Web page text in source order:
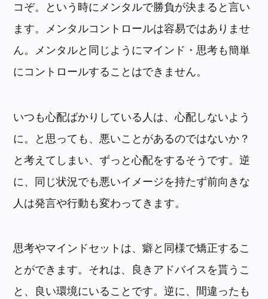
コぞ。という時にメンタルで勝負が決まると言い
ます。メンタルコントロールは容易ではありませ
ん。メンタルと同じようにマインド・思考も簡単
にコントロールすることはできません。
いつも心配ばかりしている人は、心配しないよう
に。と思っても、悪いことがあるのではないか？
と考えてしまい、ずっと心配をするそうです。逆
に、同じ状況でも悪いイメージを持たず前向きな
人は発言や行動も変わってきます。
思考やマインドセットは、癖と同様で矯正するこ
とができます。それは、良きアドバイスを貰うこ
と、良い環境にいることです。逆に、間違ったも